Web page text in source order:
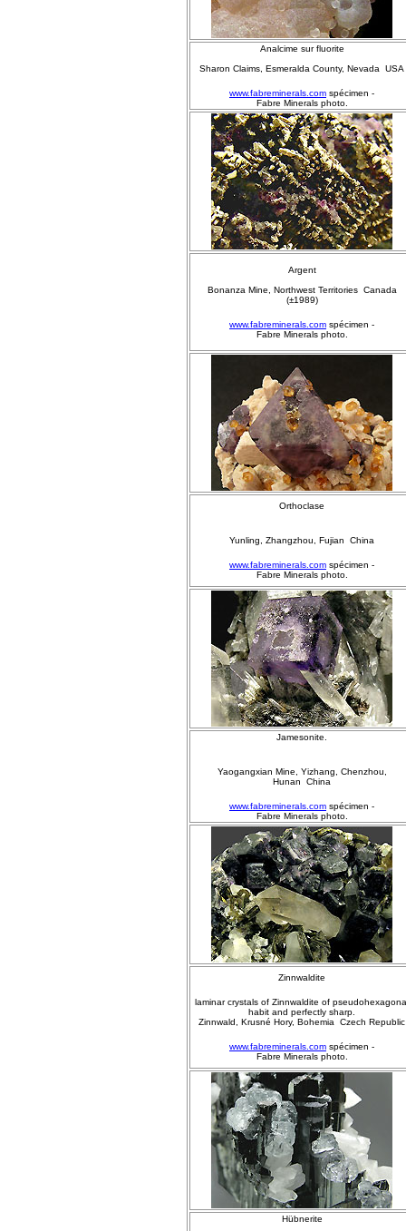
Analcime sur fluorite
Sharon Claims, Esmeralda County, Nevada USA
www.fabreminerals.com spécimen -
Fabre Minerals photo.
Argent
Bonanza Mine, Northwest Territories Canada
(±1989)
www.fabreminerals.com spécimen -
Fabre Minerals photo.
Orthoclase
Yunling, Zhangzhou, Fujian China
www.fabreminerals.com spécimen -
Fabre Minerals photo.
Jamesonite.
Yaogangxian Mine, Yizhang, Chenzhou,
Hunan China
www.fabreminerals.com spécimen -
Fabre Minerals photo.
Zinnwaldite
laminar crystals of Zinnwaldite of
habit and perfectly sharp.
Zinnwald, Krusné Hory, Bohemia Czech Republic
www.fabreminerals.com spécimen -
Fabre Minerals photo.
Hübnerite